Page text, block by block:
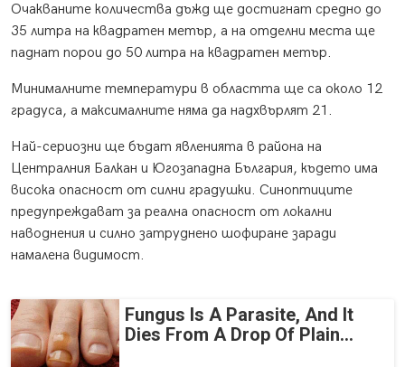
Очакваните количества дъжд ще достигнат средно до
35 литра на квадратен метър, а на отделни места ще
паднат порои до 50 литра на квадратен метър.
Минималните температури в областта ще са около 12
градуса, а максималните няма да надхвърлят 21.
Най-сериозни ще бъдат явленията в района на
Централния Балкан и Югозападна България, където има
висока опасност от силни градушки. Синоптиците
предупреждават за реална опасност от локални
наводнения и силно затруднено шофиране заради
намалена видимост.
Fungus Is A Parasite, And It
Dies From A Drop Of Plain...